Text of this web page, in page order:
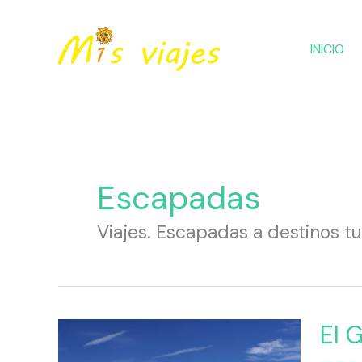
contenido
INICIO
Escapadas
Viajes. Escapadas a destinos
El
El
Gran